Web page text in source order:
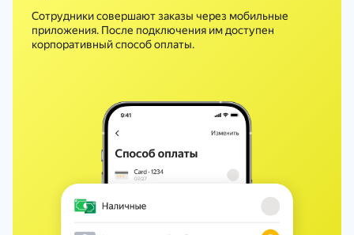
Сотрудники совершают заказы через мобильные
приложения. После подключения им доступен
корпоративный способ оплаты.